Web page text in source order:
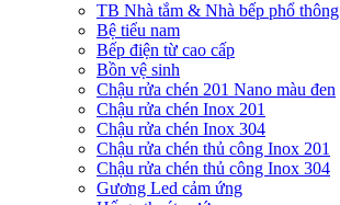
TB Nhà tắm & Nhà bếp phổ thông
Bệ tiểu nam
Bếp điện từ cao cấp
Bồn vệ sinh
Chậu rửa chén 201 Nano màu đen
Chậu rửa chén Inox 201
Chậu rửa chén Inox 304
Chậu rửa chén thủ công Inox 201
Chậu rửa chén thủ công Inox 304
Gương Led cảm ứng